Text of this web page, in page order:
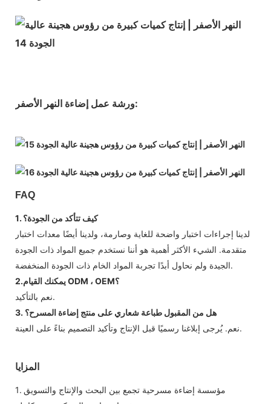
ورشة عمل إضاءة النهر الأصفر:
FAQ
1. كيف تتأكد من الجودة؟
لدينا إجراءات اختبار واضحة للغاية وصارمة، ولدينا أيضًا معدات اختبار
متقدمة. الشيء الأكثر أهمية هو أننا نستخدم جميع المواد ذات الجودة
الجيدة ولم نحاول أبدًا تجربة المواد الخام ذات الجودة المنخفضة.
2.يمكنك القيام ODM ، OEM؟
نعم بالتأكيد.
3. هل من المقبول طباعة شعاري على منتج إضاءة المسرح؟
نعم. يُرجى إبلاغنا رسميًا قبل الإنتاج وتأكيد التصميم بناءً على العينة.
المزايا
1. مؤسسة إضاءة مسرحية تجمع بين البحث والإنتاج والتسويق